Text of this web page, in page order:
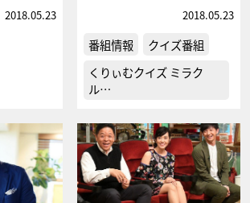
2018.05.23 2018.05.23
番組情報
クイズ番組
くりぃむクイズ ミラク
ル…